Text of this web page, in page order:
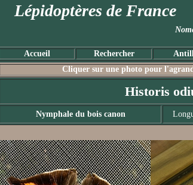
Lépidoptères de France
Accueil Rechercher
Cliquer sur une photo pour
Historis
Nymphale du bois canon